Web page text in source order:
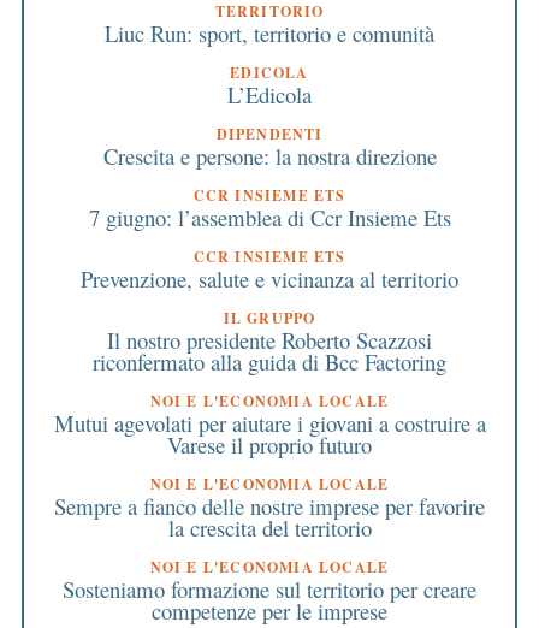
TERRITORIO
Liuc Run: sport, territorio e comunità
EDICOLA
L’Edicola
DIPENDENTI
Crescita e persone: la nostra direzione
CCR INSIEME ETS
7 giugno: l’assemblea di Ccr Insieme Ets
CCR INSIEME ETS
Prevenzione, salute e vicinanza al territorio
IL GRUPPO
Il nostro presidente Roberto Scazzosi
riconfermato alla guida di Bcc Factoring
NOI E L'ECONOMIA LOCALE
Mutui agevolati per aiutare i giovani a costruire a
Varese il proprio futuro
NOI E L'ECONOMIA LOCALE
Sempre a fianco delle nostre imprese per favorire
la crescita del territorio
NOI E L'ECONOMIA LOCALE
Sosteniamo formazione sul territorio per creare
competenze per le imprese